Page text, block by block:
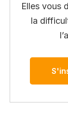
Elles vous
la